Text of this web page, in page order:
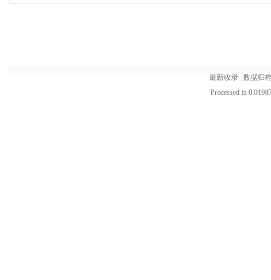
最新收录 数据归
Processed in